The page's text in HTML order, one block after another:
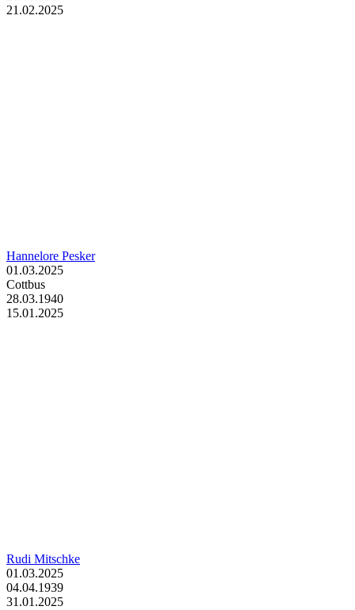
21.02.2025
Hannelore Pesker
01.03.2025
Cottbus
28.03.1940
15.01.2025
Rudi Mitschke
01.03.2025
04.04.1939
31.01.2025